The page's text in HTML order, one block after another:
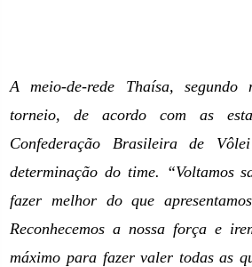
A meio-de-rede Thaísa, segundo
torneio, de acordo com as
Confederação Brasileira de
determinação do time. “Voltamos
fazer melhor do que
Reconhecemos a nossa força e
máximo para fazer valer todas as